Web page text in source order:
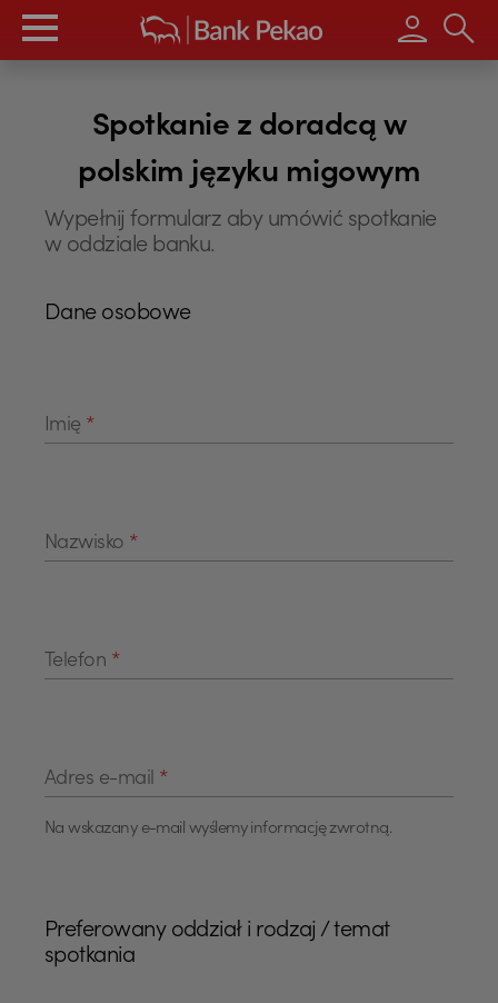
Wpisz
Spotkanie z doradcą w
polskim języku migowym
Wypełnij formularz aby umówić spotkanie
w oddziale banku.
Dane osobowe
Imię *
Nazwisko *
Telefon *
Adres e-mail *
Na wskazany e-mail wyślemy informację zwrotną.
Preferowany oddział i rodzaj / temat
spotkania